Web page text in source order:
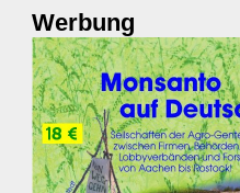
Werbung